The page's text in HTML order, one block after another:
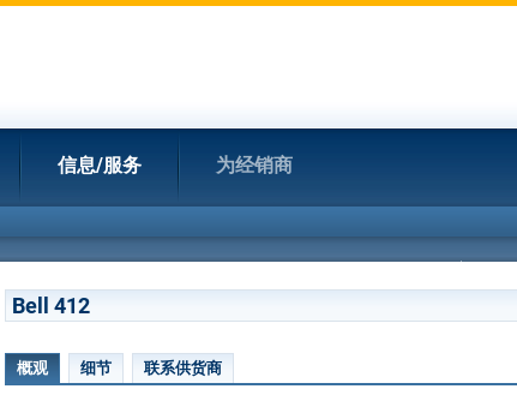
信息/服务 为经销商
Bell 412
概观 细节 联系供货商